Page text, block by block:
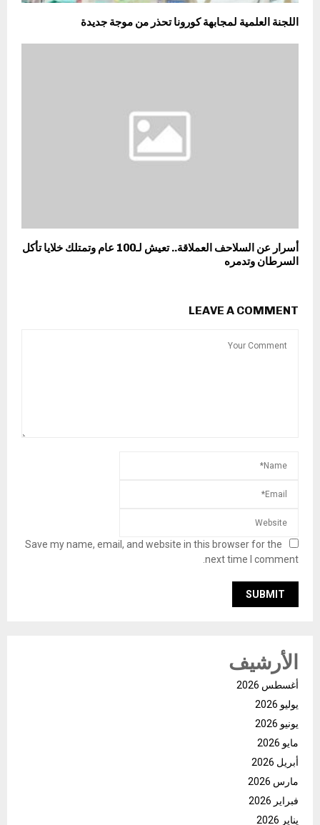
اللجنة العلمية لمجابهة كورونا تحذر من موجة جديدة
أسرار عن السلاحف العملاقة.. تعيش لـ100 عام وتمتلك خلايا تأكل
السرطان وتدمره
LEAVE A COMMENT
Save my name, email, and website in this browser for the
next time I comment.
الأرشيف
أغسطس 2026
يوليو 2026
يونيو 2026
مايو 2026
أبريل 2026
مارس 2026
فبراير 2026
يناير 2026